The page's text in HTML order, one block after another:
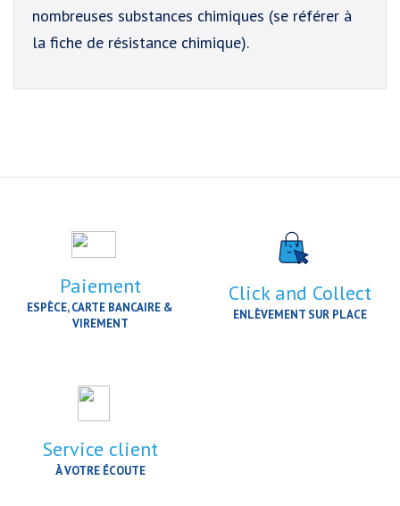
nombreuses substances chimiques (se référer à
la fiche de résistance chimique).
Paiement
ESPÈCE, CARTE BANCAIRE &
VIREMENT
Click and Collect
ENLÈVEMENT SUR PLACE
Service client
À VOTRE ÉCOUTE